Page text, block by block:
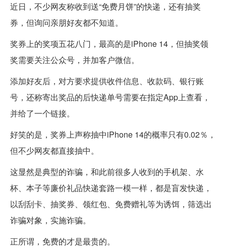
近日，不少网友称收到送“免费月饼”的快递，还有抽奖
券，但询问亲朋好友都不知道。
奖券上的奖项五花八门，最高的是iPhone 14，但抽奖领
奖需要关注公众号，并加客户微信。
添加好友后，对方要求提供收件信息、收款码、银行账
号，还称寄出奖品的后快递单号需要在指定App上查看，
并给了一个链接。
好笑的是，奖券上声称抽中iPhone 14的概率只有0.02％，
但不少网友都直接抽中。
这显然是典型的诈骗，和此前很多人收到的手机架、水
杯、本子等廉价礼品快递套路一模一样，都是盲发快递，
以刮刮卡、抽奖券、领红包、免费赠礼等为诱饵，筛选出
诈骗对象，实施诈骗。
正所谓，免费的才是最贵的。